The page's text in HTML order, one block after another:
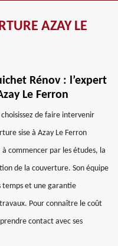
AZAY LE
Rénov : l’expert
Le Ferron
de faire intervenir
sise à Azay Le Ferron
commencer par les études, la
de la couverture. Son équipe
temps et une garantie
Pour connaître le coût
contact avec ses